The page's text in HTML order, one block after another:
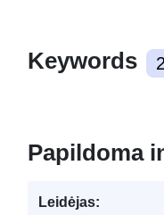
Keywords 2
Papildoma
Leidėjas: